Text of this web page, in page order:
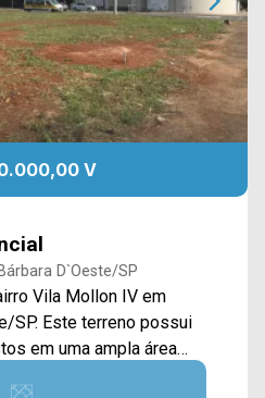
V
D`Oeste/SP
Vila Mollon IV em
possui
em uma ampla área
ao lado da